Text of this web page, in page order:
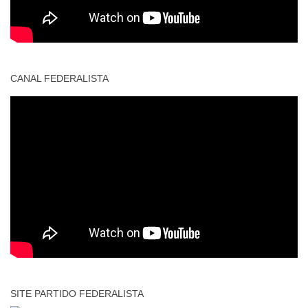
CANAL FEDERALISTA
SITE PARTIDO FEDERALISTA